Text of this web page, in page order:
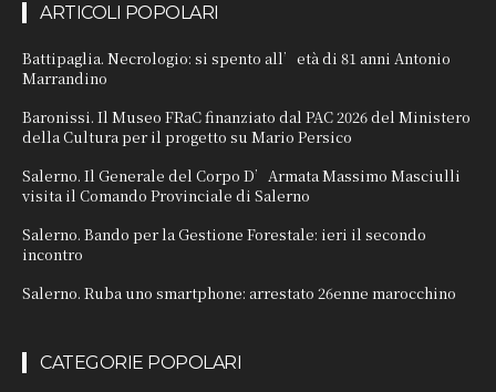
ARTICOLI POPOLARI
Battipaglia. Necrologio: si spento all’età di 81 anni Antonio
Marrandino
Baronissi. Il Museo FRaC finanziato dal PAC 2026 del Ministero
della Cultura per il progetto su Mario Persico
Salerno. Il Generale del Corpo D’Armata Massimo Masciulli
visita il Comando Provinciale di Salerno
Salerno. Bando per la Gestione Forestale: ieri il secondo
incontro
Salerno. Ruba uno smartphone: arrestato 26enne marocchino
CATEGORIE POPOLARI